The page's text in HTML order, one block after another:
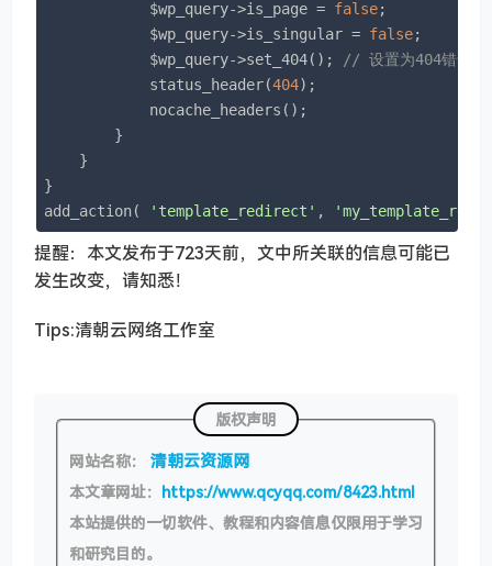
            $wp_query->is_page =
false;
            $wp_query->is_singular =
false;
            $wp_query->set_404();
// 设置为404错误页
            status_header(
404);
            nocache_headers();
        }
    }
}
add_action(
'template_redirect' ,
提醒：本文发布于723天前，文中所关联的信息可能已
发生改变，请知悉！
Tips:清朝云网络工作室
版权声明
网站名称： 清朝云资源网
本文章网址： https://www.qcyqq.com/8423.html
本站提供的一切软件、教程和内容信息仅限用于学习
和研究目的。